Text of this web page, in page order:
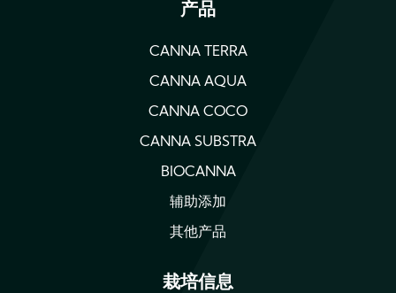
产品
CANNA TERRA
CANNA AQUA
CANNA COCO
CANNA SUBSTRA
BIOCANNA
辅助添加
其他产品
栽培信息